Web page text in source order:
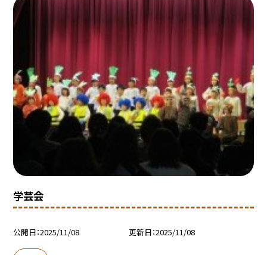
学芸会
公開日 2025/11/08 更新日 2025/11/08